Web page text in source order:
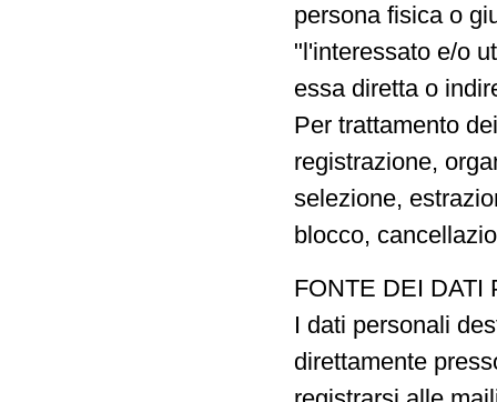
persona fisica o
"l'interessato e/o
essa diretta o
Per trattamento
registrazione,
selezione,
blocco,
FONTE DEI
I dati personali
direttamente